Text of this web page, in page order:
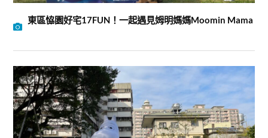
東區恊園好宅17FUN！一起遇見姆明媽媽Moomin Mama